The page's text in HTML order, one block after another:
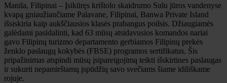
Manila, Filipinai – Įsikūręs krištolo skaidrumo Sulu jūros vandenyse
kvapą gniaužiančiame Palavane, Filipinai, Banwa Private Island
išsiskiria kaip aukščiausios klasės prabangus poilsis. Džiaugiamės
galėdami pasidalinti, kad 63 mūsų atsidavusios komandos nariai
gavo Filipinų turizmo departamento gerbiamos Filipinų prekės
ženklo paslaugų kokybės (FBSE) programos sertifikatus. Šis
pripažinimas atspindi mūsų įsipareigojimą teikti išskirtines paslaugas
ir sukurti nepamirštamų įspūdžių savo svečiams šiame idiliškame
rojuje.